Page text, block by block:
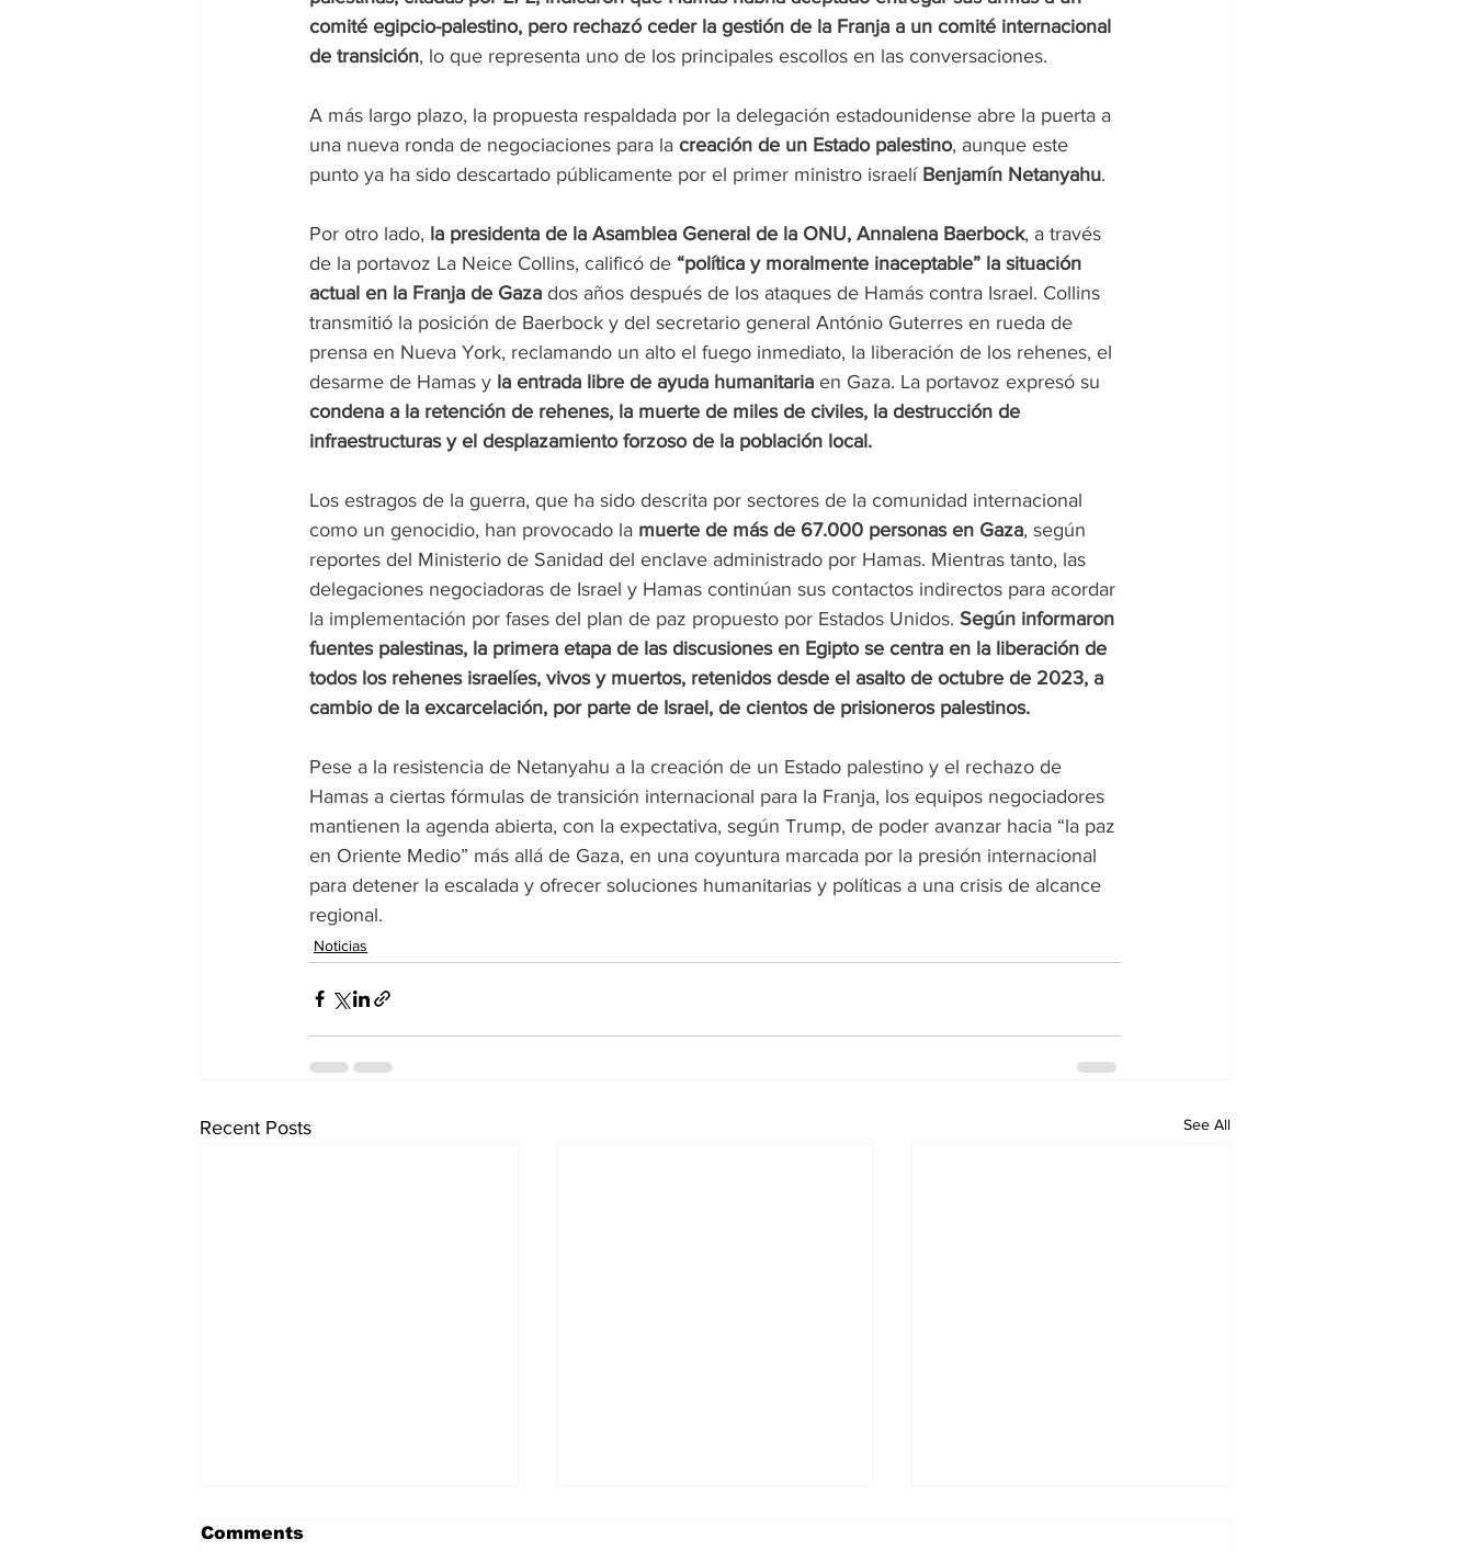
comité egipcio-palestino, pero rechazó ceder la gestión de la Franja a un comité internacional
de transición, lo que representa uno de los principales escollos en las conversaciones.
A más largo plazo, la propuesta respaldada por la delegación estadounidense abre la puerta a
una nueva ronda de negociaciones para la creación de un Estado palestino, aunque este
punto ya ha sido descartado públicamente por el primer ministro israelí Benjamín Netanyahu.
Por otro lado, la presidenta de la Asamblea General de la ONU, Annalena Baerbock, a través
de la portavoz La Neice Collins, calificó de “política y moralmente inaceptable” la situación
actual en la Franja de Gaza dos años después de los ataques de Hamás contra Israel. Collins
transmitió la posición de Baerbock y del secretario general António Guterres en rueda de
prensa en Nueva York, reclamando un alto el fuego inmediato, la liberación de los rehenes, el
desarme de Hamas y la entrada libre de ayuda humanitaria en Gaza. La portavoz expresó su
condena a la retención de rehenes, la muerte de miles de civiles, la destrucción de
infraestructuras y el desplazamiento forzoso de la población local.
Los estragos de la guerra, que ha sido descrita por sectores de la comunidad internacional
como un genocidio, han provocado la muerte de más de 67.000 personas en Gaza, según
reportes del Ministerio de Sanidad del enclave administrado por Hamas. Mientras tanto, las
delegaciones negociadoras de Israel y Hamas continúan sus contactos indirectos para acordar
la implementación por fases del plan de paz propuesto por Estados Unidos. Según informaron
fuentes palestinas, la primera etapa de las discusiones en Egipto se centra en la liberación de
todos los rehenes israelíes, vivos y muertos, retenidos desde el asalto de octubre de 2023, a
cambio de la excarcelación, por parte de Israel, de cientos de prisioneros palestinos.
Pese a la resistencia de Netanyahu a la creación de un Estado palestino y el rechazo de
Hamas a ciertas fórmulas de transición internacional para la Franja, los equipos negociadores
mantienen la agenda abierta, con la expectativa, según Trump, de poder avanzar hacia “la paz
en Oriente Medio” más allá de Gaza, en una coyuntura marcada por la presión internacional
para detener la escalada y ofrecer soluciones humanitarias y políticas a una crisis de alcance
regional.
Noticias
Recent Posts See All
Comments